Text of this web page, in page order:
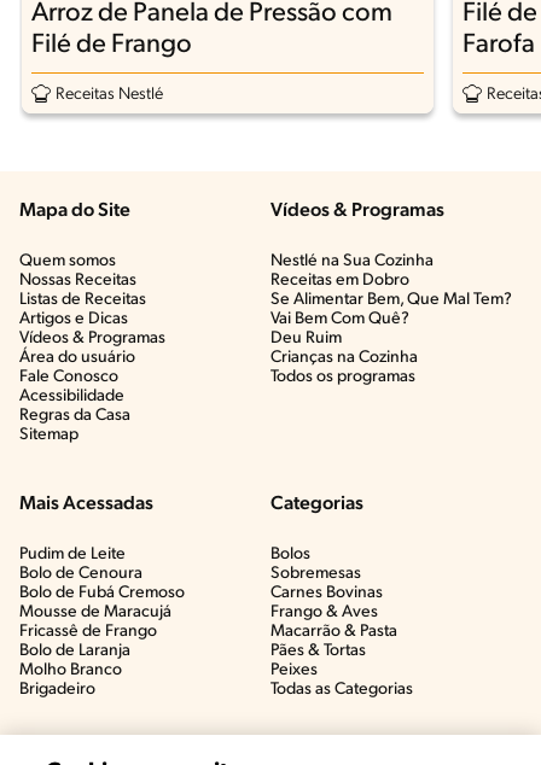
Arroz de Panela de Pressão com
Filé de Frango
Receitas Nestlé
Filé
Farofa
Mapa do Site
Quem somos
Nossas Receitas
Listas de Receitas​
Artigos e Dicas​
Vídeos & Programas​
Área do usuário
Fale Conosco
Acessibilidade
Regras da Casa
Sitemap
Vídeos & Programas​
Nestlé na Sua Cozinha
Receitas em Dobro
Se Alimentar Bem, Que Mal Tem?​
Vai Bem Com Quê?​
Deu Ruim​
Crianças na Cozinha​
Todos os programas
Mais Acessadas
Pudim de Leite
Bolo de Cenoura
Bolo de Fubá Cremoso
Mousse de Maracujá
Fricassê de Frango
Bolo de Laranja
Molho Branco
Brigadeiro
Categorias
Bolos
Sobremesas
Carnes Bovinas​
Frango & Aves​
Macarrão & Pasta​
Pães & Tortas​
Peixes
Todas as Categorias